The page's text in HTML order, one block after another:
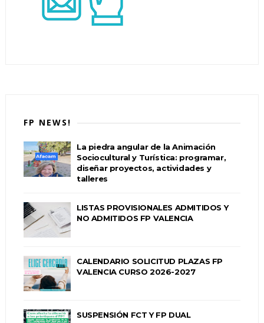
FP NEWS!
La piedra angular de la Animación
Sociocultural y Turística: programar,
diseñar proyectos, actividades y
talleres
LISTAS PROVISIONALES ADMITIDOS Y
NO ADMITIDOS FP VALENCIA
CALENDARIO SOLICITUD PLAZAS FP
VALENCIA CURSO 2026-2027
SUSPENSIÓN FCT Y FP DUAL